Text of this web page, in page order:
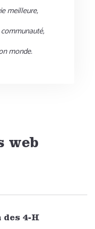
meilleure,
monde.
web
des 4-H